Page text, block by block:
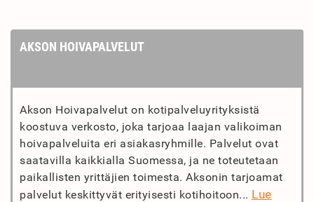
AKSON HOIVAPALVELUT
Akson Hoivapalvelut on kotipalveluyrityksistä
koostuva verkosto, joka tarjoaa laajan valikoiman
hoivapalveluita eri asiakasryhmille. Palvelut ovat
saatavilla kaikkialla Suomessa, ja ne toteutetaan
paikallisten yrittäjien toimesta. Aksonin tarjoamat
palvelut keskittyvät erityisesti kotihoitoon... Lue